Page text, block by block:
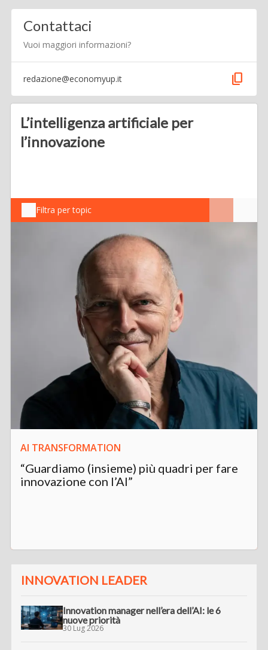
Contattaci
Vuoi maggiori informazioni?
redazione@economyup.it content_copy
L’intelligenza artificiale per
l’innovazione
Filtra per topic
AI TRANSFORMATION
“Guardiamo (insieme) più quadri per fare
innovazione con l’AI”
INNOVATION LEADER
Innovation manager nell’era dell’AI: le 6
nuove priorità
30 Lug 2026